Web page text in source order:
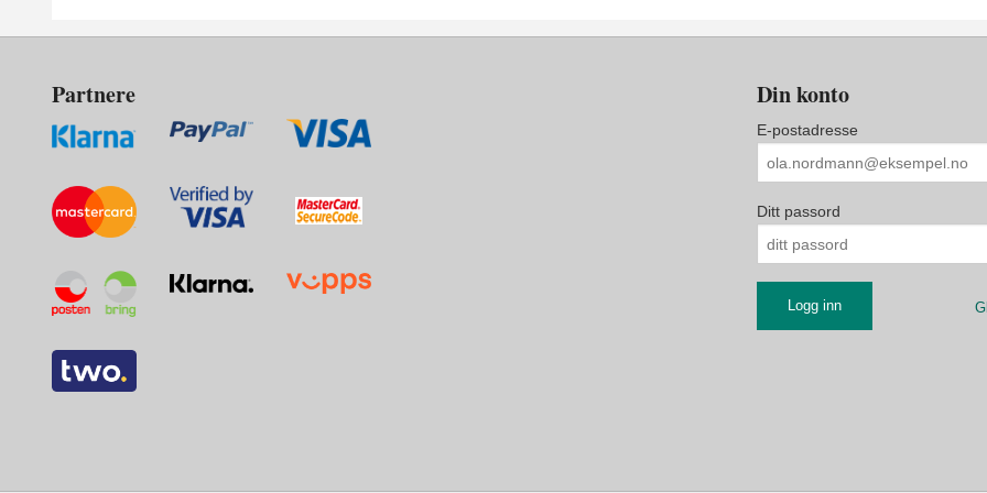
Partnere Din konto
E-postadresse
Ditt passord